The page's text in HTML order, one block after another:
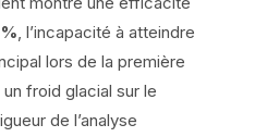
, l’incapacité à atteindre
lors de la première
froid glacial sur le
de l’analyse